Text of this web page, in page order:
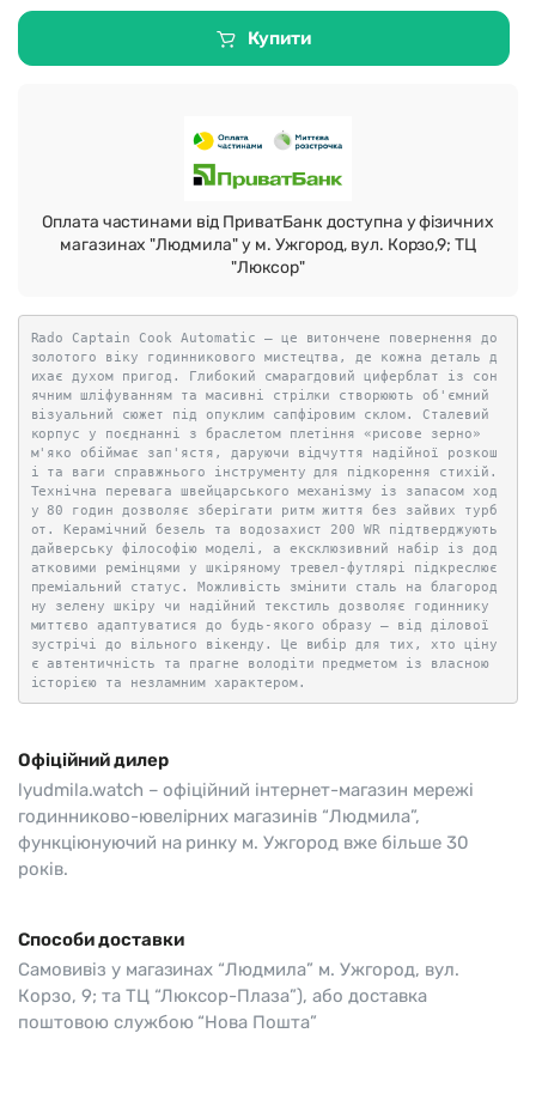
Купити
Оплата частинами від ПриватБанк доступна у фізичних
магазинах "Людмила" у м. Ужгород, вул. Корзо,9; ТЦ
"Люксор"
Rado Captain Cook Automatic — це витончене повернення до
золотого віку годинникового мистецтва, де кожна деталь д
ихає духом пригод. Глибокий смарагдовий циферблат із сон
ячним шліфуванням та масивні стрілки створюють об'ємний
візуальний сюжет під опуклим сапфіровим склом. Сталевий
корпус у поєднанні з браслетом плетіння «рисове зерно»
м'яко обіймає зап'ястя, даруючи відчуття надійної розкош
і та ваги справжнього інструменту для підкорення стихій.
Технічна перевага швейцарського механізму із запасом ход
у 80 годин дозволяє зберігати ритм життя без зайвих турб
от. Керамічний безель та водозахист 200 WR підтверджують
дайверську філософію моделі, а ексклюзивний набір із дод
атковими ремінцями у шкіряному тревел-футлярі підкреслює
преміальний статус. Можливість змінити сталь на благород
ну зелену шкіру чи надійний текстиль дозволяє годиннику
миттєво адаптуватися до будь-якого образу — від ділової
зустрічі до вільного вікенду. Це вибір для тих, хто ціну
є автентичність та прагне володіти предметом із власною
історією та незламним характером.
Офіційний дилер
lyudmila.watch – офіційний інтернет-магазин мережі
годинниково-ювелірних магазинів “Людмила”,
функціюнуючий на ринку м. Ужгород вже більше 30
років.
Способи доставки
Самовивіз у магазинах “Людмила” м. Ужгород, вул.
Корзо, 9; та ТЦ “Люксор-Плаза”), або доставка
поштовою службою “Нова Пошта”